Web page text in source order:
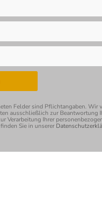
Felder sind Pflicht­angaben. Wir
ausschließlich zur Beantwortung
Verarbeitung Ihrer
Sie in unserer